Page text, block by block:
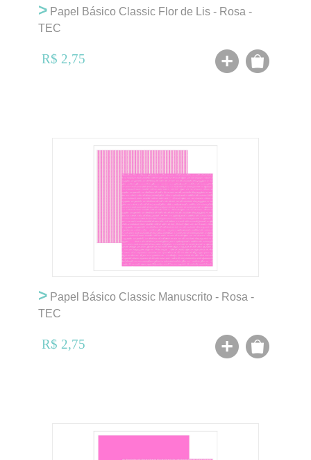
> Papel Básico Classic Flor de Lis - Rosa -
TEC
R$ 2,75
> Papel Básico Classic Manuscrito - Rosa -
TEC
R$ 2,75